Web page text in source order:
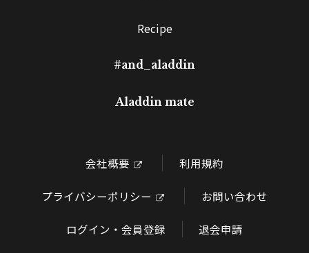
Recipe
#and_aladdin
Aladdin mate
会社概要 利用規約
プライバシーポリシー お問い合わせ
ログイン・会員登録 退会申請